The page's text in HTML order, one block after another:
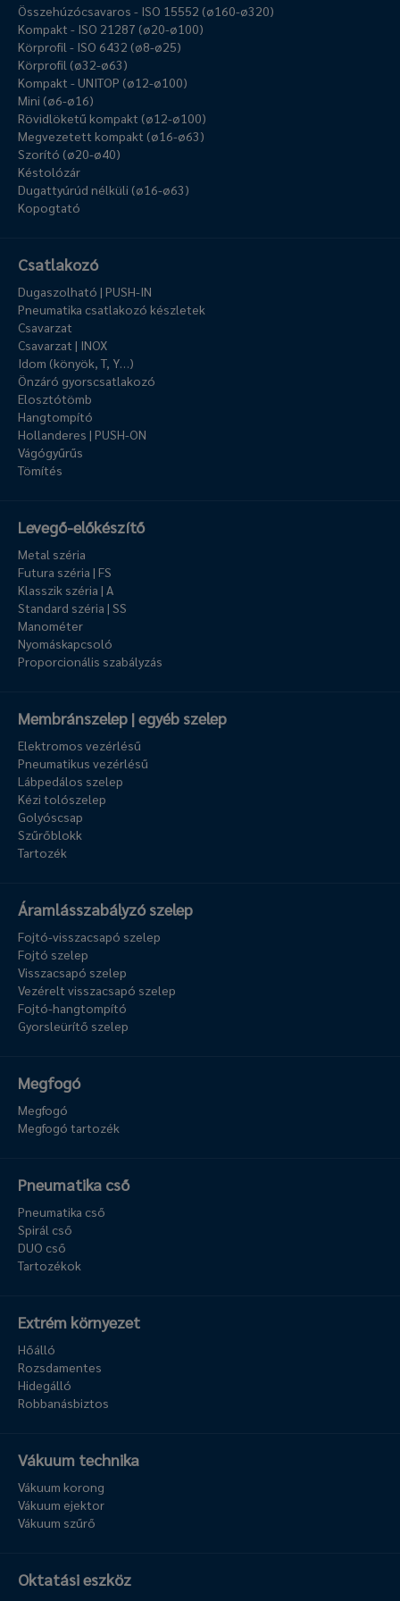
Összehúzócsavaros - ISO 15552 (ø160-ø320)
Kompakt - ISO 21287 (ø20-ø100)
Körprofil - ISO 6432 (ø8-ø25)
Körprofil (ø32-ø63)
Kompakt - UNITOP (ø12-ø100)
Mini (ø6-ø16)
Rövidlöketű kompakt (ø12-ø100)
Megvezetett kompakt (ø16-ø63)
Szorító (ø20-ø40)
Késtolózár
Dugattyúrúd nélküli (ø16-ø63)
Kopogtató
Csatlakozó
Dugaszolható | PUSH-IN
Pneumatika csatlakozó készletek
Csavarzat
Csavarzat | INOX
Idom (könyök, T, Y…)
Önzáró gyorscsatlakozó
Elosztótömb
Hangtompító
Hollanderes | PUSH-ON
Vágógyűrűs
Tömítés
Levegő-előkészítő
Metal széria
Futura széria | FS
Klasszik széria | A
Standard széria | SS
Manométer
Nyomáskapcsoló
Proporcionális szabályzás
Membránszelep | egyéb szelep
Elektromos vezérlésű
Pneumatikus vezérlésű
Lábpedálos szelep
Kézi tolószelep
Golyóscsap
Szűrőblokk
Tartozék
Áramlásszabályzó szelep
Fojtó-visszacsapó szelep
Fojtó szelep
Visszacsapó szelep
Vezérelt visszacsapó szelep
Fojtó-hangtompító
Gyorsleürítő szelep
Megfogó
Megfogó
Megfogó tartozék
Pneumatika cső
Pneumatika cső
Spirál cső
DUO cső
Tartozékok
Extrém környezet
Hőálló
Rozsdamentes
Hidegálló
Robbanásbiztos
Vákuum technika
Vákuum korong
Vákuum ejektor
Vákuum szűrő
Oktatási eszköz